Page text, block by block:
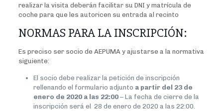
realizar la visita deberán facilitar su DNI y matrícula de
coche para que les autoricen su entrada al recinto
NORMAS PARA LA INSCRIPCIÓN:
Es preciso ser socio de AEPUMA y ajustarse a la normativa
siguiente:
El socio debe realizar la petición de inscripción
rellenando el formulario adjunto a partir del 23 de
enero de 2020 a las 22:00– La fecha de cierre de la
inscripción será el 28 de enero de 2020 a las 22:00.